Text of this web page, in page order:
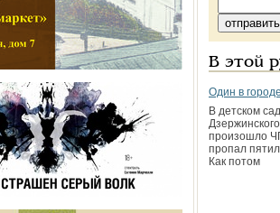
В этой
Один в
В детском
произошло
пропал
Как потом